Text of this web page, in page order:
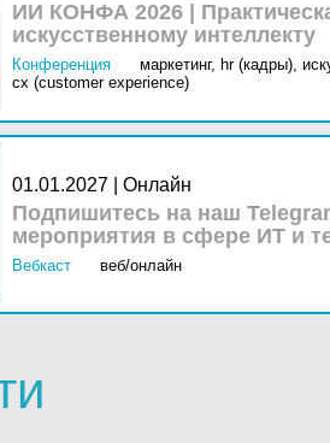
ИИ КОНФА 2026 |
искусственному интеллекту
Конференция маркетинг, hr (кадры),
cx (customer experience)
01.01.2027 | Онлайн
Подпишитесь на наш
мероприятия в сфере ИТ и
Вебкаст веб/онлайн